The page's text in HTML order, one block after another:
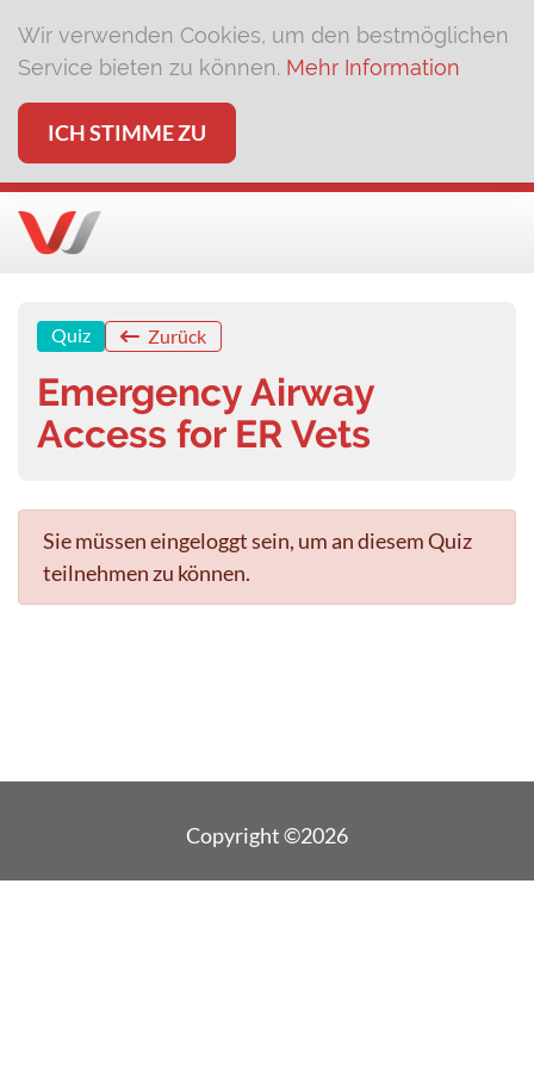
Wir verwenden Cookies, um den bestmöglichen
Service bieten zu können. Mehr Information
ICH STIMME ZU
Quiz Zurück
Emergency Airway
Access for ER Vets
Sie müssen eingeloggt sein, um an diesem Quiz
teilnehmen zu können.
Copyright ©2026